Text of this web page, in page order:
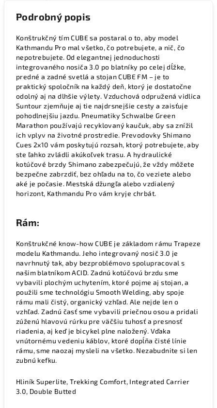
Podrobný popis
Konštrukčný tím CUBE sa postaral o to, aby model
Kathmandu Pro mal všetko, čo potrebujete, a nič, čo
nepotrebujete. Od elegantnej jednoduchosti
integrovaného nosiča 3.0 po blatníky po celej dĺžke,
predné a zadné svetlá a stojan CUBE FM – je to
praktický spoločník na každý deň, ktorý je dostatočne
odolný aj na dlhšie výlety. Vzduchová odpružená vidlica
Suntour zjemňuje aj tie najdrsnejšie cesty a zaisťuje
pohodlnejšiu jazdu. Pneumatiky Schwalbe Green
Marathon používajú recyklovaný kaučuk, aby sa znížil
ich vplyv na životné prostredie. Prevodovky Shimano
Cues 2x10 vám poskytujú rozsah, ktorý potrebujete, aby
ste ľahko zvládli akúkoľvek trasu. A hydraulické
kotúčové brzdy Shimano zabezpečujú, že vždy môžete
bezpečne zabrzdiť, bez ohľadu na to, čo veziete alebo
aké je počasie. Mestská džungľa alebo vzdialený
horizont, Kathmandu Pro vám kryje chrbát.
Rám:
Konštrukčné know-how CUBE je základom rámu Trapeze
modelu Kathmandu. Jeho integrovaný nosič 3.0 je
navrhnutý tak, aby bezproblémovo spolupracoval s
našim blatníkom ACID. Zadnú kotúčovú brzdu sme
vybavili plochým uchytením, ktoré pojme aj stojan, a
použili sme technológiu Smooth Welding, aby spoje
rámu mali čistý, organický vzhľad. Ale nejde len o
vzhľad. Zadnú časť sme vybavili priečnou osou a pridali
zúženú hlavovú rúrku pre väčšiu tuhosť a presnosť
riadenia, aj keď je bicykel plne naložený. Vďaka
vnútornému vedeniu káblov, ktoré dopĺňa čisté línie
rámu, sme naozaj mysleli na všetko. Nezabudnite si len
zubnú kefku.
Hliník Superlite, Trekking Comfort, Integrated Carrier
3.0, Double Butted